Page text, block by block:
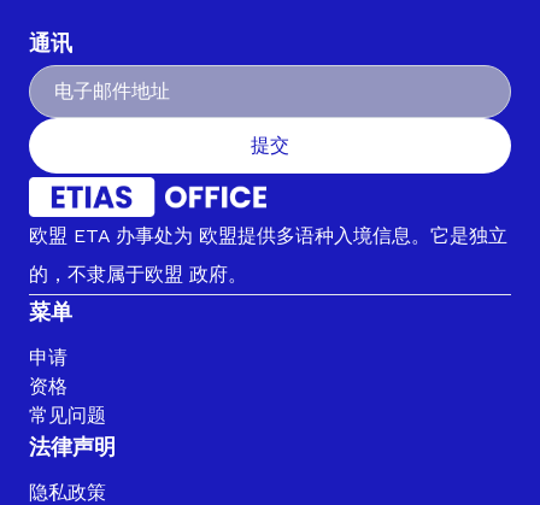
通讯
提交
欧盟 ETA 办事处为 欧盟提供多语种入境信息。它是独立
的，不隶属于欧盟 政府。
菜单
申请
资格
常见问题
法律声明
隐私政策